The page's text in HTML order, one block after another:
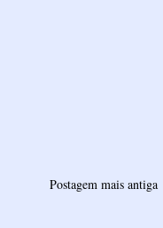
Postagem mais antiga